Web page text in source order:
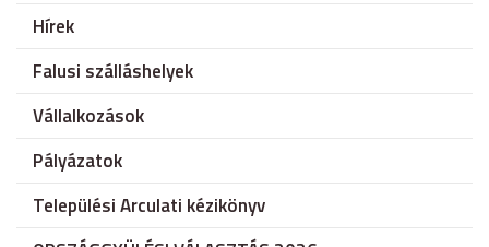
Hírek
Falusi szálláshelyek
Vállalkozások
Pályázatok
Települési Arculati kézikönyv